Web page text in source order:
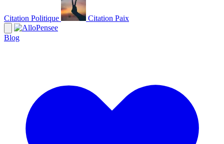
Citation Politique Citation Paix
Blog